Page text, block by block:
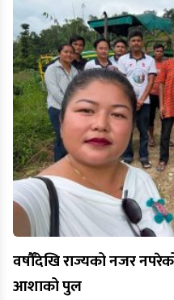
वर्षौँदेखि राज्यको नजर
आशाको पुल